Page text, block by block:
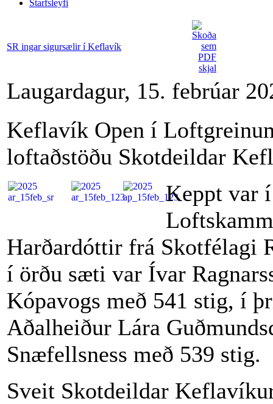
Starfsleyfi
SR ingar sigursælir í Keflavík
Laugardagur, 15. febrúar
Keflavík Open í
loftaðstöðu Skotdeildar
Keppt var
Harðardóttir frá Skotfélagi
í örðu sæti var Ívar
Kópavogs með 541 stig, í
Aðalheiður Lára
Snæfellsness með 539 stig.
Sveit Skotdeildar